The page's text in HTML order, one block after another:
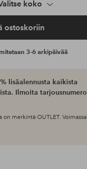
koko
ostoskoriin
3-6 arkipäivää
lisäalennusta kaikista
Ilmoita
merkintä OUTLET.